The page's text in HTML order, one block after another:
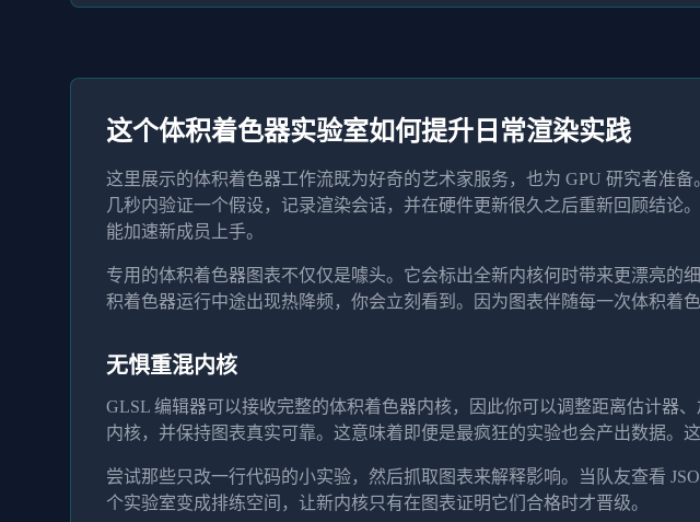
这个体积着色器实验室如何提升日常渲染实践
这里展示的体积着色器工作流既为好奇的艺术家服务，也为 GPU 研究者准
几秒内验证一个假设，记录渲染会话，并在硬件更新很久之后重新回顾结
能加速新成员上手。
专用的体积着色器图表不仅仅是噱头。它会标出全新内核何时带来更漂亮的
积着色器运行中途出现热降频，你会立刻看到。因为图表伴随每一次体积着
无惧重混内核
GLSL 编辑器可以接收完整的体积着色器内核，因此你可以调整距离估计器
内核，并保持图表真实可靠。这意味着即便是最疯狂的实验也会产出数据。
尝试那些只改一行代码的小实验，然后抓取图表来解释影响。当队友查看
个实验室变成排练空间，让新内核只有在图表证明它们合格时才晋级。